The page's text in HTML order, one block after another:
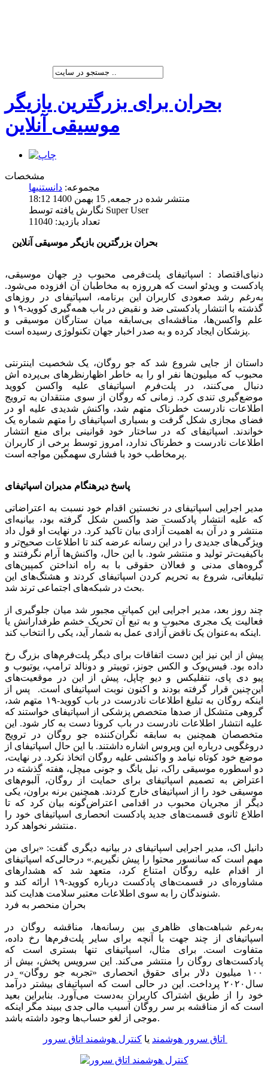
بحران برای بزرگترین یازیگر
موسیقی آنلاین
مشخصات
مجموعه: دانستنیها
منتشر شده در جمعه, 15 بهمن 1400 18:12
نگارش یافته توسط Super User
تعداد بازدید: 11040
بحران بزرگ‏ترین بازیگر موسیقی آنلاین
دنیای‌اقتصاد : اسپاتیفای پلت‌فرمی محبوب در جهان موسیقی،
پادکست و ویدئو است که هرروزه به مخاطبان آن افزوده می‌شود.
به‌رغم رشد صعودی کاربران این برنامه، اسپاتیفای در روزهای
گذشته با انتشار پادکستی ضد و نقیض در باب همه‌گیری کووید-۱۹ و
علم واکسن‌ها، مناقشه‌ای بی‌سابقه میان ستارگان موسیقی و
پزشکان ایجاد کرده و به صدر اخبار جهان تکنولوژی رسیده است.
داستان از جایی شروع شد که جو روگان، یک شخصیت اینترنتی
محبوب که میلیون‌ها نفر او را به خاطر اظهارنظرهای بی‌پرده ‌اش
دنبال می‌کنند، در پلت‌فرم اسپاتیفای علیه واکسن کووید
موضع‌گیری تندی کرد. زمانی که روگان از سوی منتقدان به ترویج
اطلاعات نادرست خطرناک متهم شد، واکنش شدیدی علیه او در
فضای مجازی شکل گرفت و بسیاری اسپاتیفای را متهم شماره یک
خواندند. اسپاتیفای که در ساختار خود قوانینی برای منع انتشار
اطلاعات نادرست و خطرناک ندارد، امروز توسط برخی از کاربران
پرمخاطب خود با فشاری سهمگین مواجه است.
پاسخ دیرهنگام مدیران اسپاتیفای
مدیر اجرایی اسپاتیفای در نخستین اقدام خود نسبت به اعتراضاتی
که علیه انتشار پادکست ضد واکسن شکل گرفته بود، بیانیه‌ای
منتشر و در آن به اهمیت آزادی بیان تاکید کرد. در نهایت او قول داد
ویژگی‌های جدیدی را در این رسانه عرضه کند تا اطلاعات صحیح‌تر و
باکیفیت‌تر تولید و منتشر شود. با این حال، واکنش‌ها آرام نگرفتند و
گروه‌های مدنی و فعالان حقوقی با به راه انداختن کمپین‌های
تبلیغاتی، شروع به تحریم کردن اسپاتیفای کردند و هشتگ‌های این
بحث در شبکه‌های اجتماعی ترند شد.
چند روز بعد، مدیر اجرایی این کمپانی مجبور شد میان جلوگیری از
فعالیت یک مجری محبوب و به تبع آن تحریک خشم طرفدارانش یا
اینکه به‌عنوان یک ناقض آزادی عمل به شمار آید، یکی را انتخاب کند.
پیش از این نیز این دست اتفاقات برای دیگر پلت‌فرم‌های بزرگ رخ
داده بود. فیس‌بوک و الکس جونز، توییتر و دونالد ترامپ، یوتیوب و
پیو دی پای، نتفلیکس و دیو چاپل، پیش از این در موقعیت‌های
این‌چنین قرار گرفته بودند و اکنون نوبت اسپاتیفای است. پس از
اینکه روگان به تبلیغ اطلاعات نادرست در باب کووید-۱۹ متهم شد،
گروهی متشکل از صدها متخصص پزشکی از اسپاتیفای خواستند که
علیه انتشار اطلاعات نادرست در باب کرونا دست به کار شود. این
متخصصان همچنین به سابقه نگران‌کننده جو روگان در ترویج
دروغگویی درباره این ویروس اشاره داشتند. با این حال اسپاتیفای از
موضع خود کوتاه نیامد و واکنشی علیه روگان اتخاذ نکرد. در نهایت،
دو اسطوره موسیقی راک، نیل یانگ و جونی میچل، هفته گذشته در
اعتراض به تصمیم اسپاتیفای برای حمایت از روگان، آلبوم‌های
موسیقی خود را از اسپاتیفای خارج کردند. همچنین برنه براون، یکی
دیگر از مجریان محبوب در اقدامی اعتراض‌گونه بیان کرد که تا
اطلاع ثانوی قسمت‌های جدید پادکست انحصاری اسپاتیفای خود را
منتشر نخواهد کرد.
دانیل اک، مدیر اجرایی اسپاتیفای در بیانیه دیگری گفت: «برای من
مهم است که سانسور محتوا را پیش نگیریم.» درحالی‌که اسپاتیفای
از اقدام علیه روگان امتناع کرد، متعهد شد که هشدارهای
مشاوره‌ای در قسمت‌های پادکست درباره کووید-۱۹ ارائه کند و
شنوندگان را به سوی اطلاعات معتبر سلامت هدایت کند.
بحران منحصر به فرد
به‌رغم شباهت‌های ظاهری بین رسانه‌ها، مناقشه روگان در
اسپاتیفای از چند جهت با آنچه برای سایر پلت‌فرم‌ها رخ داده،
متفاوت است. برای مثال، اسپاتیفای تنها بستری است که
پادکست‌های روگان را منتشر می‌کند. این سرویس پخش، بیش از
۱۰۰ میلیون دلار برای حقوق انحصاری «تجربه جو روگان» در
سال۲۰۲۰ پرداخت. این در حالی است که اسپاتیفای بیشتر درآمد
خود را از طریق اشتراک کاربران به‌دست می‌آورد. بنابراین بعید
است که از مناقشه بر سر روگان آسیب مالی جدی ببیند مگر اینکه
موجی از لغو حساب‌ها وجود داشته باشد.
اتاق سرور هوشمند یا